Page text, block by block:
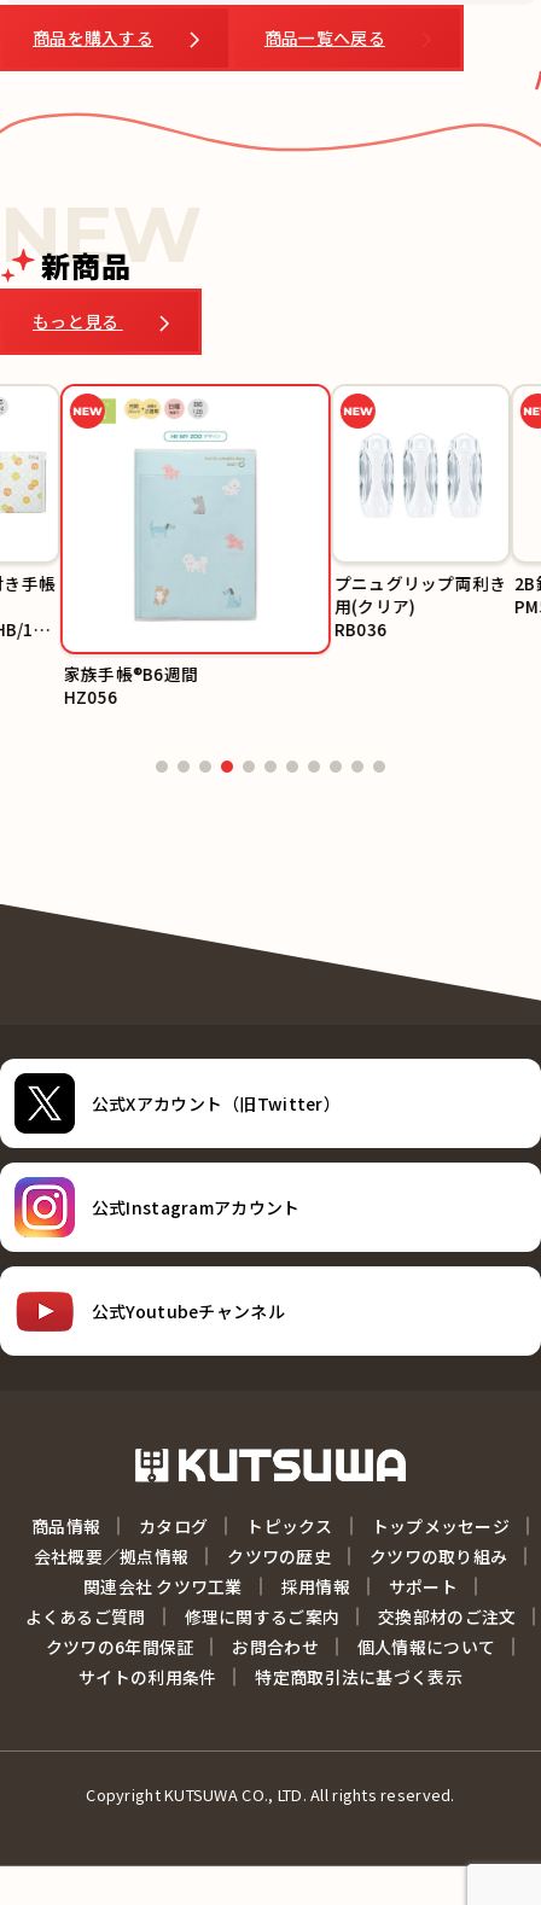
商品を購入する 商品一覧へ戻る
新商品
もっと見る
家族手帳®B6週間
プニュグリップ両利き
用(クリア)
2B鉛筆6
PM598
公式Xアカウント（旧Twitter）
公式Instagramアカウント
公式Youtubeチャンネル
商品情報 カタログ トピックス
トップメッセージ
会社概要／拠点情報
クツワの歴史
クツワの取り組み
関連会社 クツワ工業
採用情報
サポート
よくあるご質問
修理に関するご案内
交換部材のご注文
クツワの6年間保証
お問合わせ
個人情報について
サイトの利用条件
特定商取引法に基づく表示
Copyright KUTSUWA CO., LTD. All rights reserved.